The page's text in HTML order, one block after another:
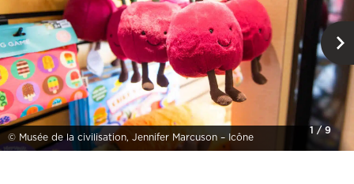
© Musée de la civilisation, Jennifer Marcuson – Icône
1/9